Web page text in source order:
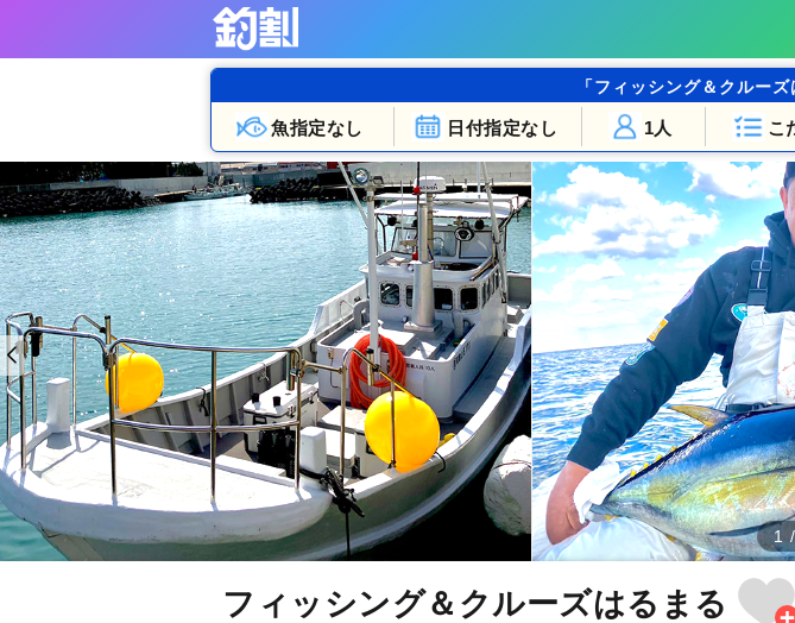
「フィッシング＆クルー
魚指定なし 日付指定なし こ
1人
1 /
フィッシング＆クルーズはるまる